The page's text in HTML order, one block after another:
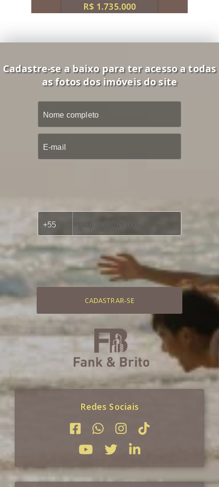
R$ 1.735.000
Cadastre-se a baixo para ter acesso a todas
as fotos dos imóveis do site
CADASTRAR-SE
Redes Sociais